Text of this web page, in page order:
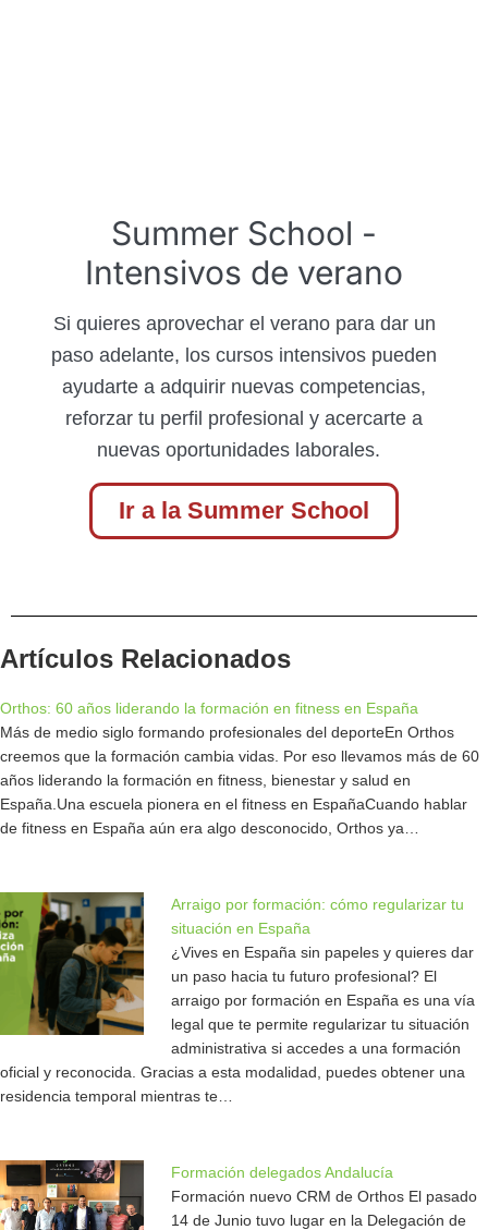
Summer School -
Intensivos de verano
Si quieres aprovechar el verano para dar un
paso adelante, los cursos intensivos pueden
ayudarte a adquirir nuevas competencias,
reforzar tu perfil profesional y acercarte a
nuevas oportunidades laborales.
Ir a la Summer School
Artículos Relacionados
Orthos: 60 años liderando la formación en fitness en España
Más de medio siglo formando profesionales del deporteEn Orthos
creemos que la formación cambia vidas. Por eso llevamos más de 60
años liderando la formación en fitness, bienestar y salud en
España.Una escuela pionera en el fitness en EspañaCuando hablar
de fitness en España aún era algo desconocido, Orthos ya…
Arraigo por formación: cómo regularizar tu
situación en España
¿Vives en España sin papeles y quieres dar
un paso hacia tu futuro profesional? El
arraigo por formación en España es una vía
legal que te permite regularizar tu situación
administrativa si accedes a una formación
oficial y reconocida. Gracias a esta modalidad, puedes obtener una
residencia temporal mientras te…
Formación delegados Andalucía
Formación nuevo CRM de Orthos El pasado
14 de Junio tuvo lugar en la Delegación de